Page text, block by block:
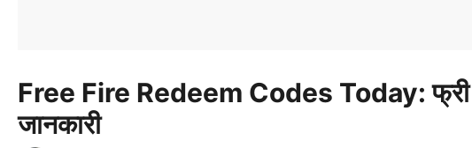
Free Fire Redeem Codes Today: फ्री
जानकारी